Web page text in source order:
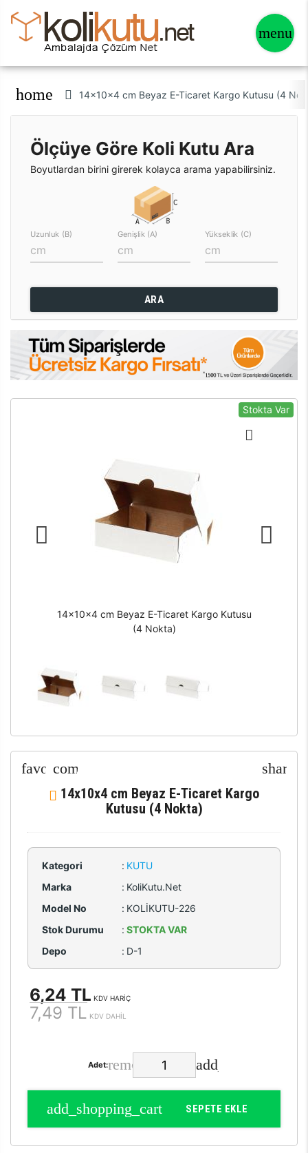
home 14x10x4 cm Beyaz E-Ticaret Kargo Kutusu (4
Ölçüye Göre Koli Kutu Ara
Boyutlardan birini girerek kolayca arama yapabilirsiniz.
Uzunluk (B) Genişlik (A) Yükseklik (C)
ARA
Stokta Var
14x10x4 cm Beyaz E-Ticaret Kargo Kutusu
(4 Nokta)
14x10x4 cm Beyaz E-Ticaret Kargo
Kutusu (4 Nokta)
Kategori : KUTU
Marka
: KoliKutu.Net
Model No
: KOLİKUTU-226
Stok Durumu
: STOKTA VAR
Depo
: D-1
6,24 TL KDV HARİÇ
7,49 TL KDV DAHİL
Adet:
SEPETE EKLE